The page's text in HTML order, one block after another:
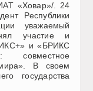
«Ховар»/. 24
Республики
уважаемый
участие и
и «БРИКС
мира». В своем
государства